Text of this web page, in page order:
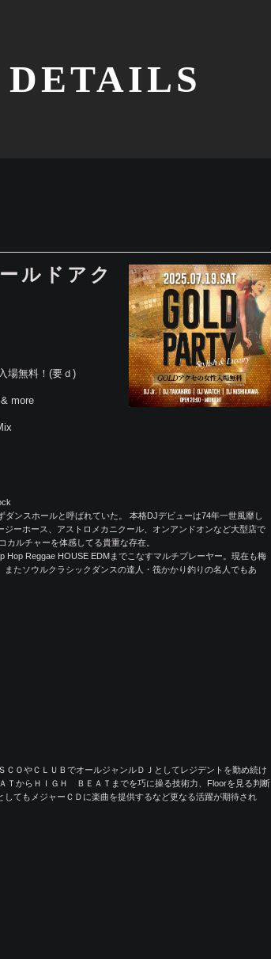
DETAILS
ルドアク
場無料！(要ｄ)
more
ンスホールと呼ばれていた。 本格DJデビューは74年一世風靡し
ーホース、アストロメカニクール、オンアンドオンなど大型店で
ルチャーを体感してる貴重な存在。
Reggae HOUSE EDMまでこなすマルチプレーヤー。現在も梅
たソウルクラシックダンスの達人・筏かかり釣りの名人でもあ
ＯやＣＬＵＢでオールジャンルＤＪとしてレジデントを勤め続け
ＴからＨＩＧＨ ＢＥＡＴまでを巧に操る技術力、Floorを見る判断
てもメジャーＣＤに楽曲を提供するなど更なる活躍が期待され